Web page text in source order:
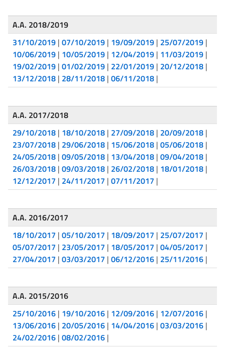
A.A. 2018/2019
31/10/2019 | 07/10/2019 | 19/09/2019 | 25/07/2019 |
10/06/2019 | 10/05/2019 | 12/04/2019 | 11/03/2019 |
19/02/2019 | 01/02/2019 | 22/01/2019 | 20/12/2018 |
13/12/2018 | 28/11/2018 | 06/11/2018 |
A.A. 2017/2018
29/10/2018 | 18/10/2018 | 27/09/2018 | 20/09/2018 |
23/07/2018 | 29/06/2018 | 15/06/2018 | 05/06/2018 |
24/05/2018 | 09/05/2018 | 13/04/2018 | 09/04/2018 |
26/03/2018 | 09/03/2018 | 26/02/2018 | 18/01/2018 |
12/12/2017 | 24/11/2017 | 07/11/2017 |
A.A. 2016/2017
18/10/2017 | 05/10/2017 | 18/09/2017 | 25/07/2017 |
05/07/2017 | 23/05/2017 | 18/05/2017 | 04/05/2017 |
27/04/2017 | 03/03/2017 | 06/12/2016 | 25/11/2016 |
A.A. 2015/2016
25/10/2016 | 19/10/2016 | 12/09/2016 | 12/07/2016 |
13/06/2016 | 20/05/2016 | 14/04/2016 | 03/03/2016 |
24/02/2016 | 08/02/2016 |